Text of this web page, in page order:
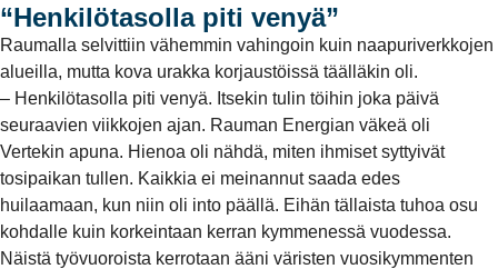
“Henkilötasolla piti venyä”
Raumalla selvittiin vähemmin vahingoin kuin naapuriverkkojen
alueilla, mutta kova urakka korjaustöissä täälläkin oli.
– Henkilötasolla piti venyä. Itsekin tulin töihin joka päivä
seuraavien viikkojen ajan. Rauman Energian väkeä oli
Vertekin apuna. Hienoa oli nähdä, miten ihmiset syttyivät
tosipaikan tullen. Kaikkia ei meinannut saada edes
huilaamaan, kun niin oli into päällä. Eihän tällaista tuhoa osu
kohdalle kuin korkeintaan kerran kymmenessä vuodessa.
Näistä työvuoroista kerrotaan ääni väristen vuosikymmenten